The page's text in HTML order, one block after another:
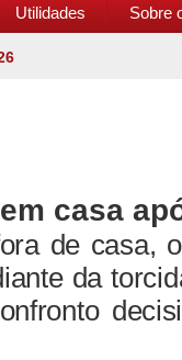
Utilidades Sobre
casa
de casa,
da